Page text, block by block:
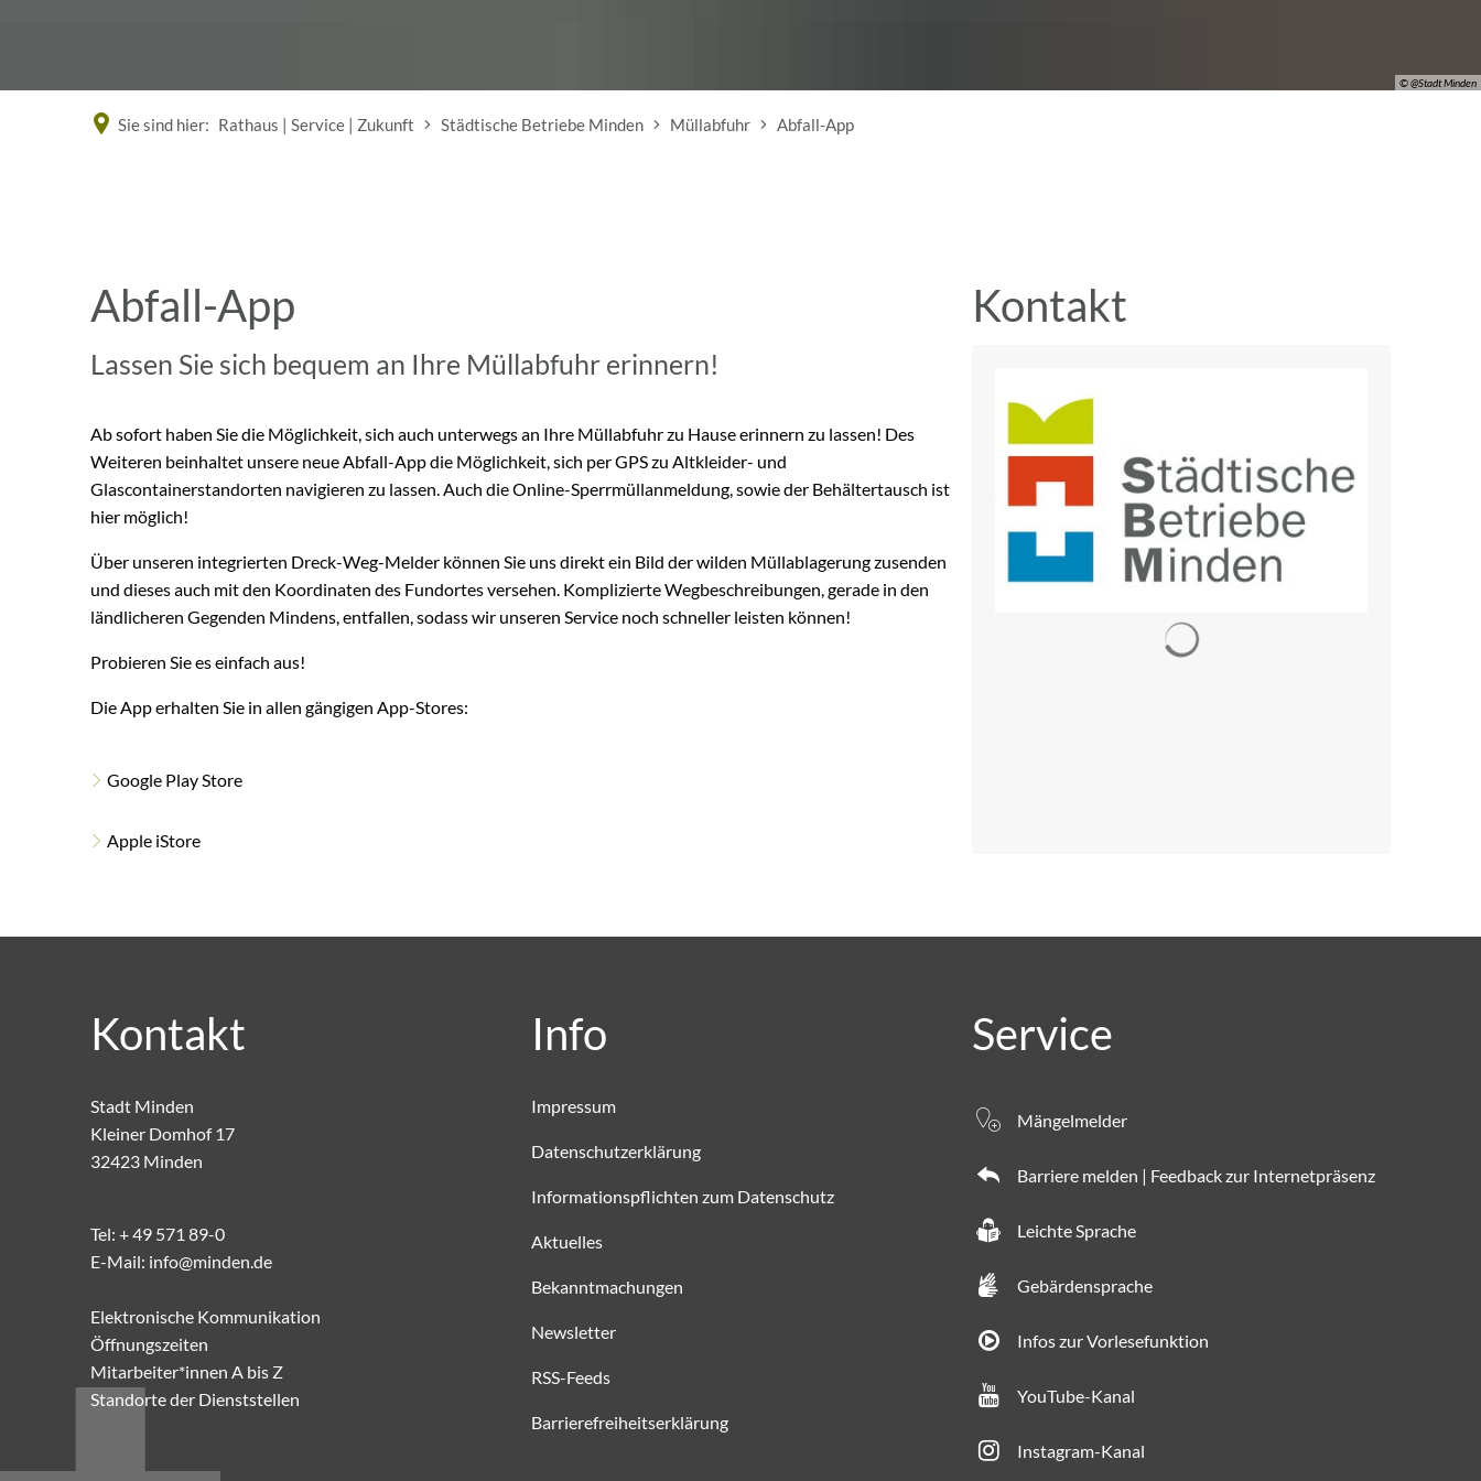
© @Stadt Minden
Sie sind hier: Rathaus | Service | Zukunft Städtische Betriebe Minden Müllabfuhr Abfall-App
Abfall-App
Lassen Sie sich bequem an Ihre Müllabfuhr erinnern!
Ab sofort haben Sie die Möglichkeit, sich auch unterwegs an Ihre Müllabfuhr zu Hause erinnern zu lassen! Des
Weiteren beinhaltet unsere neue Abfall-App die Möglichkeit, sich per GPS zu Altkleider- und
Glascontainerstandorten navigieren zu lassen. Auch die Online-Sperrmüllanmeldung, sowie der Behältertausch ist
hier möglich!
Über unseren integrierten Dreck-Weg-Melder können Sie uns direkt ein Bild der wilden Müllablagerung zusenden
und dieses auch mit den Koordinaten des Fundortes versehen. Komplizierte Wegbeschreibungen, gerade in den
ländlicheren Gegenden Mindens, entfallen, sodass wir unseren Service noch schneller leisten können!
Probieren Sie es einfach aus!
Die App erhalten Sie in allen gängigen App-Stores:
Google Play Store
Apple iStore
Kontakt
Kontakt
Stadt Minden
Kleiner Domhof 17
32423 Minden
Tel: + 49 571 89-0
E-Mail: info@minden.de
Elektronische Kommunikation
Öffnungszeiten
Mitarbeiter*innen A bis Z
Standorte der Dienststellen
Info
Impressum
Datenschutzerklärung
Informationspflichten zum Datenschutz
Aktuelles
Bekanntmachungen
Newsletter
RSS-Feeds
Barrierefreiheitserklärung
Service
Mängelmelder
Barriere melden | Feedback zur Internetpräsenz
Leichte Sprache
Gebärdensprache
Infos zur Vorlesefunktion
YouTube-Kanal
Instagram-Kanal